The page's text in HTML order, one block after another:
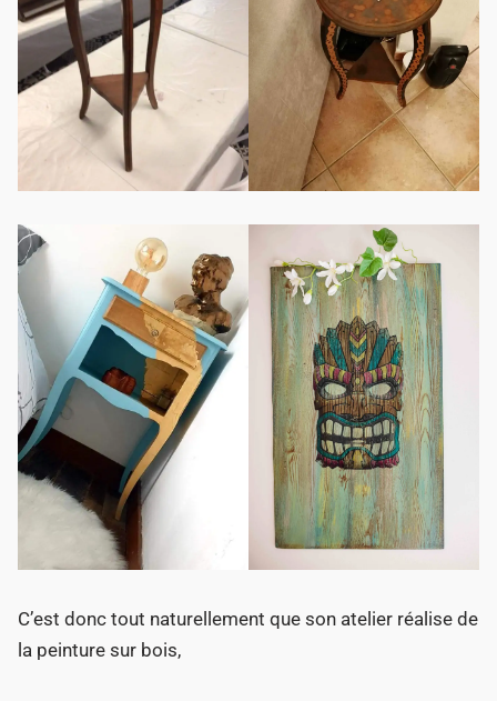
C’est donc tout naturellement que son atelier réalise de
la peinture sur bois,